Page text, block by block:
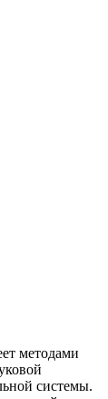
методами
системы.